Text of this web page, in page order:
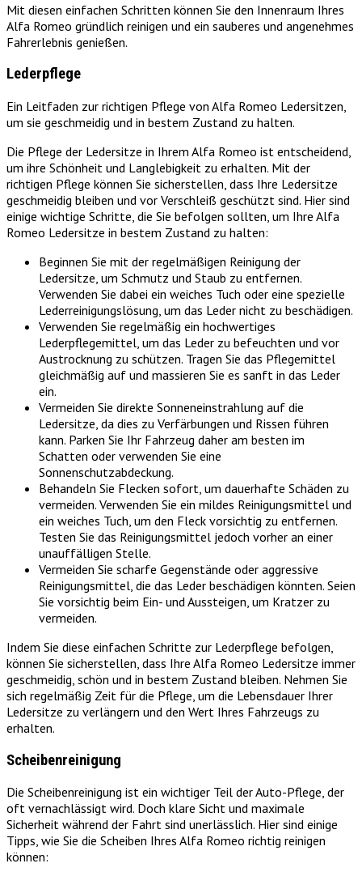
Mit diesen einfachen Schritten können Sie den Innenraum Ihres
Alfa Romeo gründlich reinigen und ein sauberes und angenehmes
Fahrerlebnis genießen.
Lederpflege
Ein Leitfaden zur richtigen Pflege von Alfa Romeo Ledersitzen,
um sie geschmeidig und in bestem Zustand zu halten.
Die Pflege der Ledersitze in Ihrem Alfa Romeo ist entscheidend,
um ihre Schönheit und Langlebigkeit zu erhalten. Mit der
richtigen Pflege können Sie sicherstellen, dass Ihre Ledersitze
geschmeidig bleiben und vor Verschleiß geschützt sind. Hier sind
einige wichtige Schritte, die Sie befolgen sollten, um Ihre Alfa
Romeo Ledersitze in bestem Zustand zu halten:
Beginnen Sie mit der regelmäßigen Reinigung der
Ledersitze, um Schmutz und Staub zu entfernen.
Verwenden Sie dabei ein weiches Tuch oder eine spezielle
Lederreinigungslösung, um das Leder nicht zu beschädigen.
Verwenden Sie regelmäßig ein hochwertiges
Lederpflegemittel, um das Leder zu befeuchten und vor
Austrocknung zu schützen. Tragen Sie das Pflegemittel
gleichmäßig auf und massieren Sie es sanft in das Leder
ein.
Vermeiden Sie direkte Sonneneinstrahlung auf die
Ledersitze, da dies zu Verfärbungen und Rissen führen
kann. Parken Sie Ihr Fahrzeug daher am besten im
Schatten oder verwenden Sie eine
Sonnenschutzabdeckung.
Behandeln Sie Flecken sofort, um dauerhafte Schäden zu
vermeiden. Verwenden Sie ein mildes Reinigungsmittel und
ein weiches Tuch, um den Fleck vorsichtig zu entfernen.
Testen Sie das Reinigungsmittel jedoch vorher an einer
unauffälligen Stelle.
Vermeiden Sie scharfe Gegenstände oder aggressive
Reinigungsmittel, die das Leder beschädigen könnten. Seien
Sie vorsichtig beim Ein- und Aussteigen, um Kratzer zu
vermeiden.
Indem Sie diese einfachen Schritte zur Lederpflege befolgen,
können Sie sicherstellen, dass Ihre Alfa Romeo Ledersitze immer
geschmeidig, schön und in bestem Zustand bleiben. Nehmen Sie
sich regelmäßig Zeit für die Pflege, um die Lebensdauer Ihrer
Ledersitze zu verlängern und den Wert Ihres Fahrzeugs zu
erhalten.
Scheibenreinigung
Die Scheibenreinigung ist ein wichtiger Teil der Auto-Pflege, der
oft vernachlässigt wird. Doch klare Sicht und maximale
Sicherheit während der Fahrt sind unerlässlich. Hier sind einige
Tipps, wie Sie die Scheiben Ihres Alfa Romeo richtig reinigen
können: